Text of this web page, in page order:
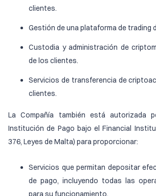
clientes.
Gestión de una plataforma de trading
Custodia y administración de
de los clientes.
Servicios de transferencia de
clientes.
La Compañía también está autorizada
Institución de Pago bajo el Financial
376, Leyes de Malta) para proporcionar:
Servicios que permitan depositar
de pago, incluyendo todas las
para su funcionamiento.